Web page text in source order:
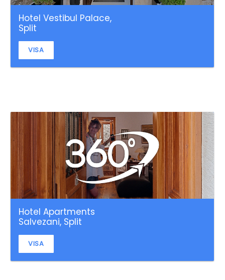
Hotel Vestibul Palace,
Split
VISA
Hotel Apartments
Salvezani, Split
VISA